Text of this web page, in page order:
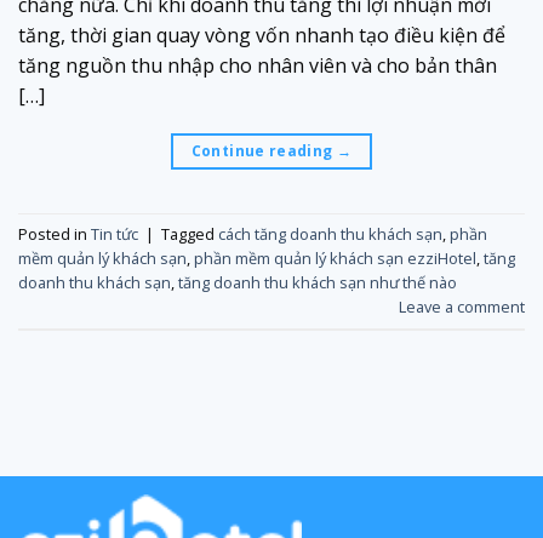
tăng, thời gian quay vòng vốn nhanh tạo điều kiện để
tăng nguồn thu nhập cho nhân viên và cho bản thân
[…]
Continue reading →
Posted in Tin tức | Tagged cách tăng doanh thu khách sạn,phần
mềm quản lý khách sạn,phần mềm quản lý khách sạn ezziHotel,tăng
doanh thu khách sạn,tăng doanh thu khách sạn như thế nào
Leave a comment